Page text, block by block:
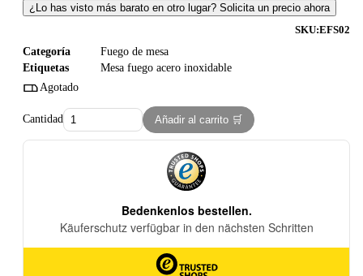
¿Lo has visto más barato en otro lugar? Solicita un precio ahora
SKU:EFS02
Categoría
Fuego de mesa
Etiquetas
Mesa fuego acero inoxidable
Agotado
Cantidad Añadir al carrito 🛒